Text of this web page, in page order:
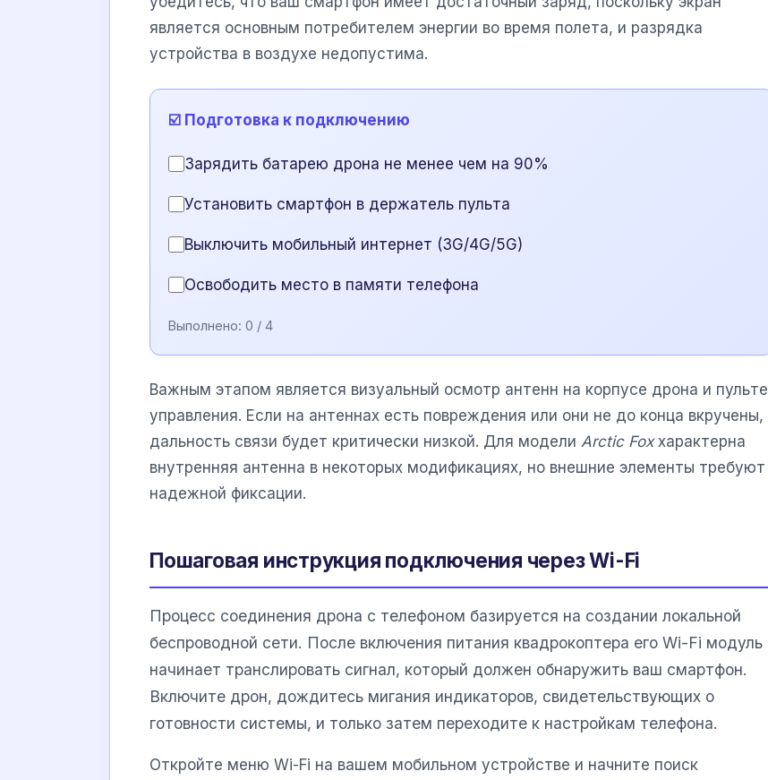
является основным потребителем энергии во время полета, и разрядка
устройства в воздухе недопустима.
☑️ Подготовка к подключению
Зарядить батарею дрона не менее чем на 90%
Установить смартфон в держатель пульта
Выключить мобильный интернет (3G/4G/5G)
Освободить место в памяти телефона
Выполнено: 0 / 4
Важным этапом является визуальный осмотр антенн на корпусе дрона и пульте
управления. Если на антеннах есть повреждения или они не до конца вкручены,
дальность связи будет критически низкой. Для модели Arctic Foxхарактерна
внутренняя антенна в некоторых модификациях, но внешние элементы требуют
надежной фиксации.
Пошаговая инструкция подключения через Wi-Fi
Процесс соединения дрона с телефоном базируется на создании локальной
беспроводной сети. После включения питания квадрокоптера его Wi-Fi модуль
начинает транслировать сигнал, который должен обнаружить ваш смартфон.
Включите дрон, дождитесь мигания индикаторов, свидетельствующих о
готовности системы, и только затем переходите к настройкам телефона.
Откройте меню Wi-Fi на вашем мобильном устройстве и начните поиск